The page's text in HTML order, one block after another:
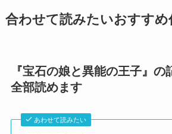
合わせて読みたいおすすめ
『宝石の娘と異能の王子』の
全部読めます
あわせて読みたい